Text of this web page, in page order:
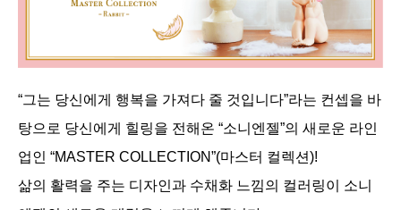
“그는 당신에게 행복을 가져다 줄 것입니다”라는 컨셉을 바
탕으로 당신에게 힐링을 전해온 “소니엔젤”의 새로운 라인
업인 “MASTER COLLECTION”(마스터 컬렉션)!
삶의 활력을 주는 디자인과 수채화 느낌의 컬러링이 소니